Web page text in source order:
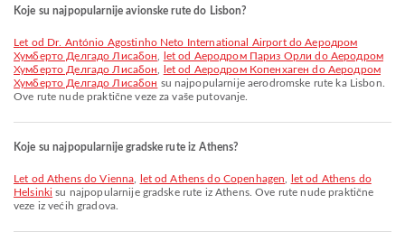
Koje su najpopularnije avionske rute do Lisbon?
let od Dr. António Agostinho Neto International Airport do Aеродром
Хумберто Делгадо Лисабон
let od Aеродром Париз Орли do Aеродром
Хумберто Делгадо Лисабон
let od Аеродром Копенхаген do Aеродром
Хумберто Делгадо Лисабон su najpopularnije aerodromske rute ka Lisbon.
Ove rute nude praktične veze za vaše putovanje.
Koje su najpopularnije gradske rute iz Athens?
let od Athens do Vienna let od Athens do Copenhagen
let od Athens do
Helsinki su najpopularnije gradske rute iz Athens. Ove rute nude praktične
veze iz većih gradova.